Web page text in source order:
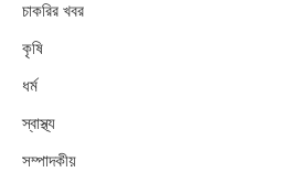
চাকরির খবর
কৃষি
ধর্ম
স্বাস্থ্য
সম্পাদকীয়